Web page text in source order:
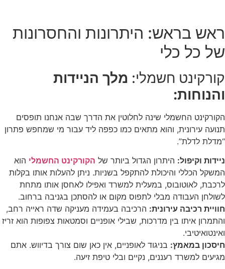
ראש בראש: היתרונות והחסרונות
של כל כלי
קורקינט חשמלי: מלך הניידות
והנוחות:
הקורקינט החשמלי שינה לחלוטין את הדרך שבה אנחנו תופסים
תנועה עירונית, והוא מתאים כמו כפפה ליד עבור מי שמחפש פתרון
“מדלת לדלת”.
ניידות וקיפול: היתרון הגדול ביותר של הקורקינט החשמלי הוא
המשקל הכללי והיכולת להתקפל בשניות. ניתן להעלות אותו בקלות
לרכבת, לאוטובוס, במעלית למשרד ואפילו לאחסן אותו מתחת
לשולחן העבודה מבלי לתפוס מקום או להסתכן בגניבה ברחוב.
חוויית רכיבה עירונית: הרכיבה בעמידה מעניקה שדה ראייה רחב,
והתמרון איתו בין מדרכות, שבילי אופניים וסמטאות צפופות הוא זריז
ואינטואיטיבי.
חיסכון במאמץ: בניגוד לאופניים, אין כאן שום צורך בדיווש. אתם
מגיעים למשרד רעננים, נקיים ובלי טיפת זיעה.